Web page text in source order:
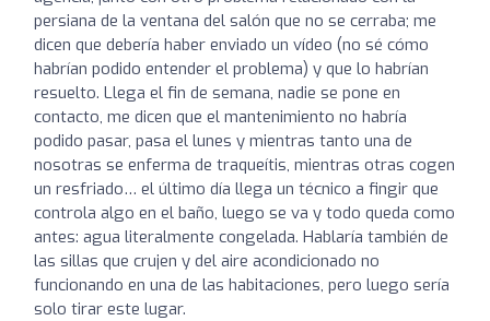
persiana de la ventana del salón que no se cerraba; me
dicen que debería haber enviado un vídeo (no sé cómo
habrían podido entender el problema) y que lo habrían
resuelto. Llega el fin de semana, nadie se pone en
contacto, me dicen que el mantenimiento no habría
podido pasar, pasa el lunes y mientras tanto una de
nosotras se enferma de traqueítis, mientras otras cogen
un resfriado… el último día llega un técnico a fingir que
controla algo en el baño, luego se va y todo queda como
antes: agua literalmente congelada. Hablaría también de
las sillas que crujen y del aire acondicionado no
funcionando en una de las habitaciones, pero luego sería
solo tirar este lugar.